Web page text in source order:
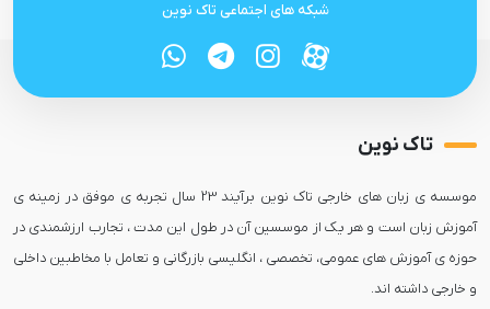
شبکه های اجتماعی تاک نوین
تاک نوین
موسسه ی زبان های خارجی تاک نوین برآیند 23 سال تجربه ی موفق در زمینه ی
آموزش زبان است و هر یک از موسسین آن در طول این مدت ، تجارب ارزشمندی در
حوزه ی آموزش های عمومی، تخصصی ، انگلیسی بازرگانی و تعامل با مخاطبین داخلی